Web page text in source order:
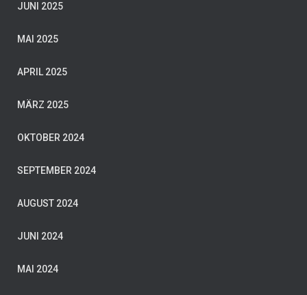
JUNI 2025
MAI 2025
APRIL 2025
MÄRZ 2025
OKTOBER 2024
SEPTEMBER 2024
AUGUST 2024
JUNI 2024
MAI 2024